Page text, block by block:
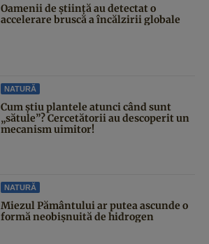
Oamenii de știință au detectat o
accelerare bruscă a încălzirii globale
NATURĂ
Cum știu plantele atunci când sunt
„sătule”? Cercetătorii au descoperit un
mecanism uimitor!
NATURĂ
Miezul Pământului ar putea ascunde o
formă neobișnuită de hidrogen